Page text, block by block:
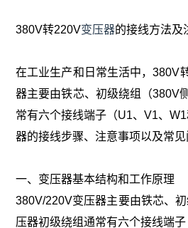
380V转220V变压器的接线方法及
在工业生产和日常生活中，380V
器主要由铁芯、初级绕组（380V
常有六个接线端子（U1、V1、
器的接线步骤、注意事项以及常见
一、变压器基本结构和工作原理
380V/220V变压器主要由铁芯、
压器初级绕组通常有六个接线端